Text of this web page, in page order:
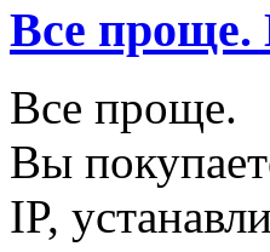
Все проще.
Все проще.
Вы
IP,